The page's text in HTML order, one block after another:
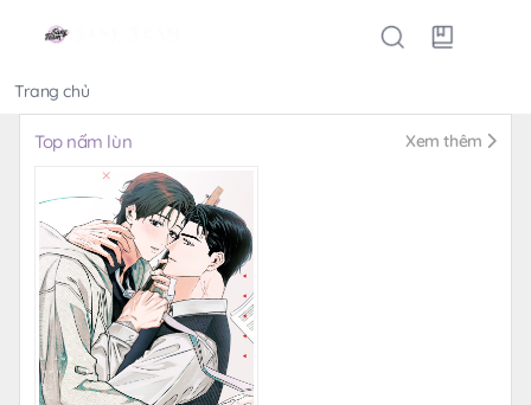
Trang chủ
Top nấm lùn Xem thêm